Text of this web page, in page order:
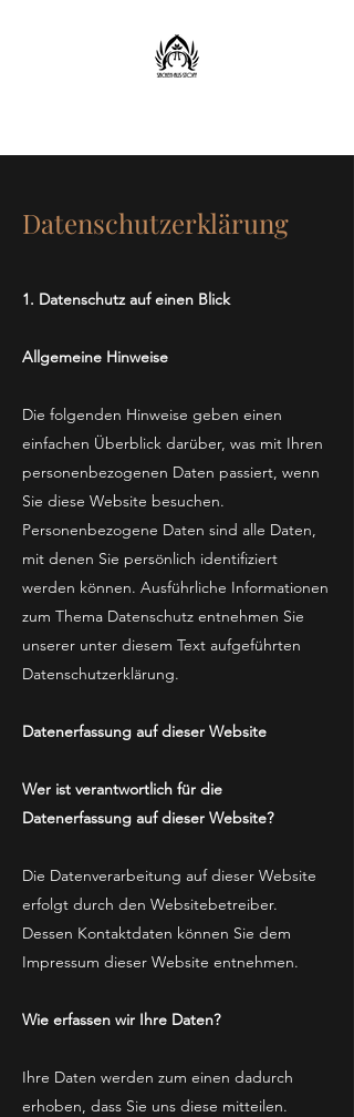
Datenschutzerklärung
1. Datenschutz auf einen Blick
Allgemeine Hinweise
Die folgenden Hinweise geben einen
einfachen Überblick darüber, was mit Ihren
personenbezogenen Daten passiert, wenn
Sie diese Website besuchen.
Personenbezogene Daten sind alle Daten,
mit denen Sie persönlich identifiziert
werden können. Ausführliche Informationen
zum Thema Datenschutz entnehmen Sie
unserer unter diesem Text aufgeführten
Datenschutzerklärung.
Datenerfassung auf dieser Website
Wer ist verantwortlich für die
Datenerfassung auf dieser Website?
Die Datenverarbeitung auf dieser Website
erfolgt durch den Websitebetreiber.
Dessen Kontaktdaten können Sie dem
Impressum dieser Website entnehmen.
Wie erfassen wir Ihre Daten?
Ihre Daten werden zum einen dadurch
erhoben, dass Sie uns diese mitteilen.